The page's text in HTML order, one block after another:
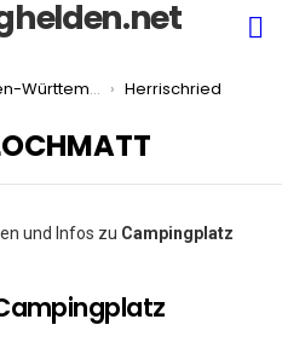
Württemberg
Herrischried
und Infos zu Campingplatz